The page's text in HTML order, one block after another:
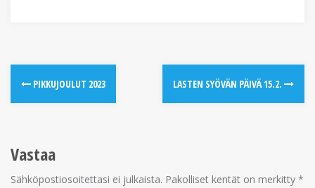
PIKKUJOULUT 2023 LASTEN SYÖVÄN PÄIVÄ 15.2.
Vastaa
Sähköpostiosoitettasi ei julkaista. Pakolliset kentät on merkitty *